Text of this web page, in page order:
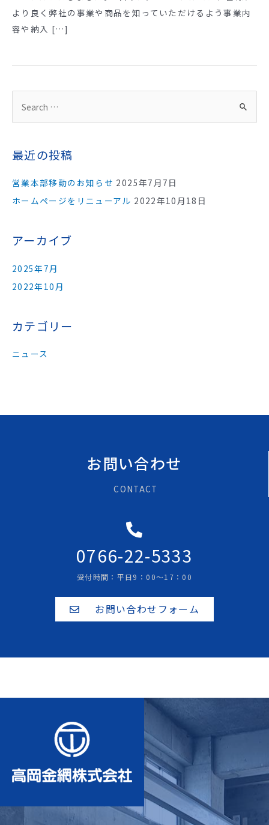
より良く弊社の事業や商品を知っていただけるよう事業内
容や納入 […]
最近の投稿
営業本部移動のお知らせ 2025年7月7日
ホームページをリニューアル 2022年10月18日
アーカイブ
2025年7月
2022年10月
カテゴリー
ニュース
お問い合わせ
CONTACT
0766-22-5333
受付時間：平日9：00～17：00
お問い合わせフォーム